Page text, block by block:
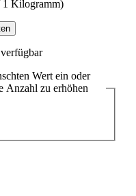
1 Kilogramm)
Wert ein oder
Anzahl zu erhöhen